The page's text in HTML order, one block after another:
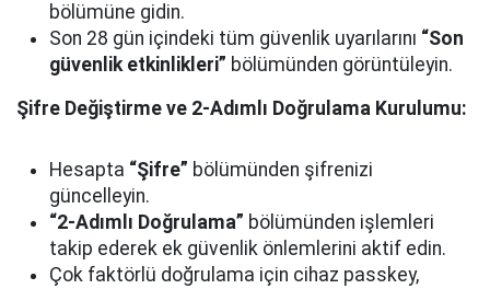
bölümüne gidin.
Son 28 gün içindeki tüm güvenlik uyarılarını “Son
güvenlik etkinlikleri” bölümünden görüntüleyin.
Şifre Değiştirme ve 2-Adımlı Doğrulama Kurulumu:
Hesapta “Şifre” bölümünden şifrenizi
güncelleyin.
“2-Adımlı Doğrulama” bölümünden işlemleri
takip ederek ek güvenlik önlemlerini aktif edin.
Çok faktörlü doğrulama için cihaz passkey,